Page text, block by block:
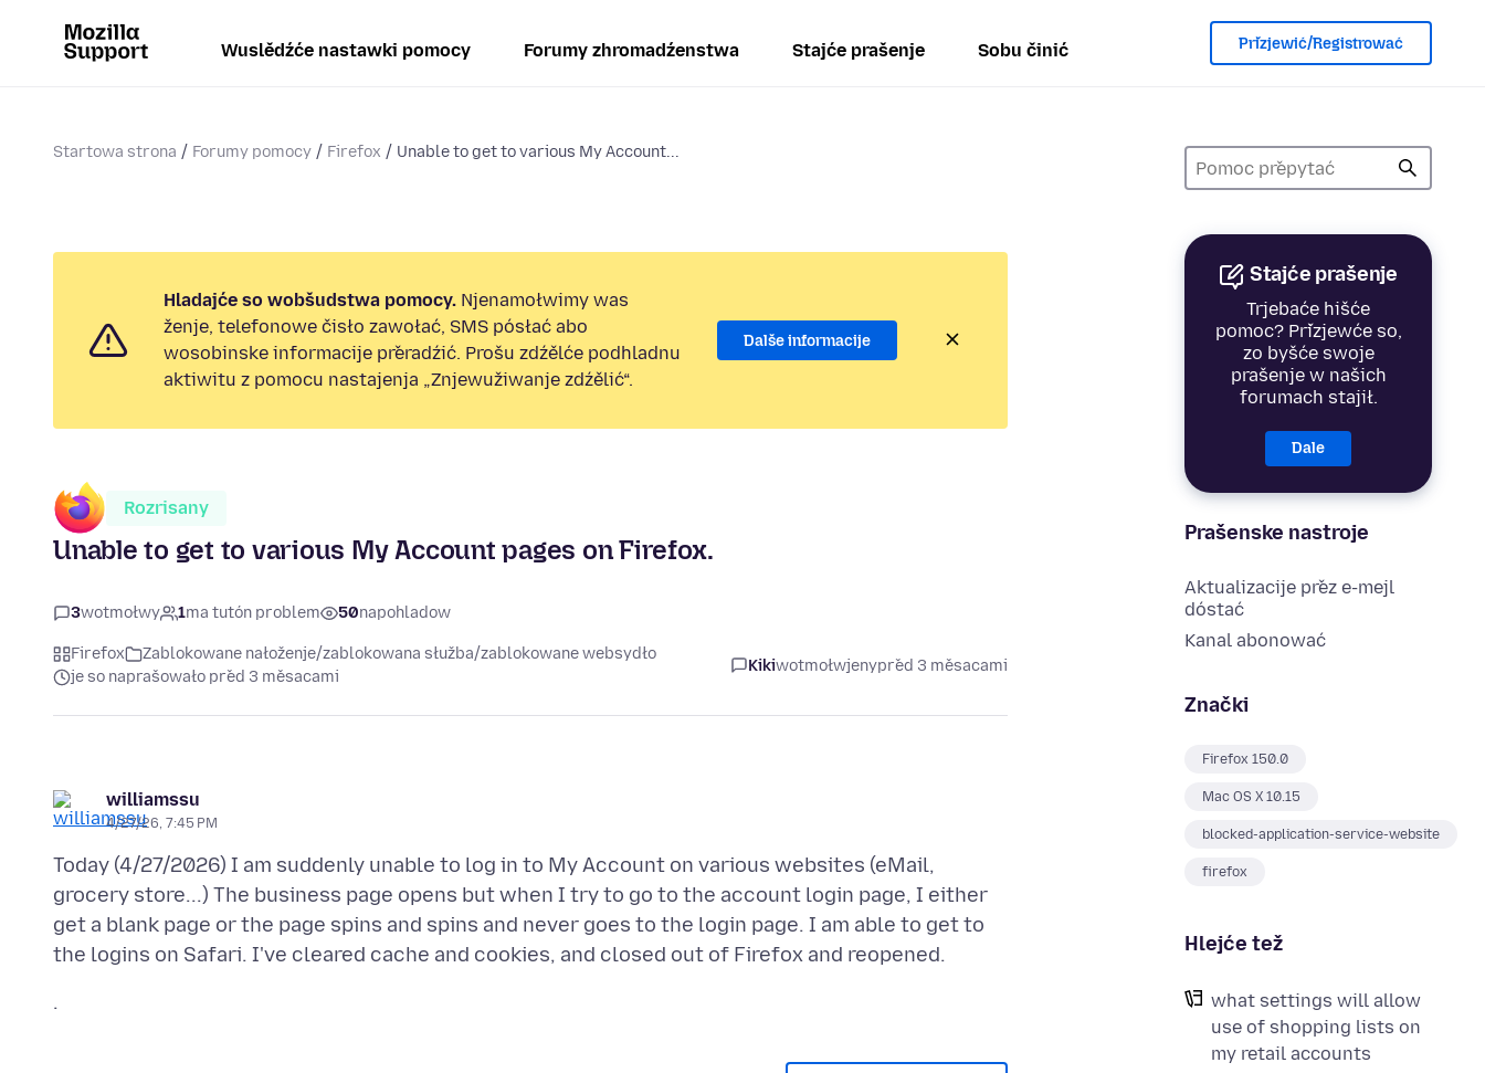
Wuslědźće nastawki pomocy Forumy zhromadźenstwa Stajće prašenje Sobu činić Přizjewić/Registrować
Startowa strona Forumy pomocy Firefox Unable to get to various My Account...
Stajće prašenje
Trjebaće hišće
pomoc? Přizjewće so,
zo byšće swoje
prašenje w našich
forumach stajił.
Dale
Prašenske nastroje
Aktualizacije přez e-mejl
dóstać
Kanal abonować
Znački
Firefox 150.0
Mac OS X 10.15
blocked-application-service-website
firefox
Hlejće tež
what settings will allow
use of shopping lists on
my retail accounts
Hladajće so wobšudstwa pomocy. Njenamołwimy was
ženje, telefonowe čisło zawołać, SMS pósłać abo
wosobinske informacije přeradźić. Prošu zdźělće podhladnu
aktiwitu z pomocu nastajenja „Znjewužiwanje zdźělić“.
Dalše informacije
Rozrisany
Unable to get to various My Account pages on Firefox.
3wotmołwy 1ma tutón problem 50napohladow
Firefox
Zablokowane nałoženje/zablokowana słužba/zablokowane websydło
je so naprašowało před 3 měsacami
Kikiwotmołwjenypřed 3 měsacami
williamssu
4/27/26, 7:45 PM
Today (4/27/2026) I am suddenly unable to log in to My Account on various websites (eMail,
grocery store...) The business page opens but when I try to go to the account login page, I either
get a blank page or the page spins and spins and never goes to the login page. I am able to get to